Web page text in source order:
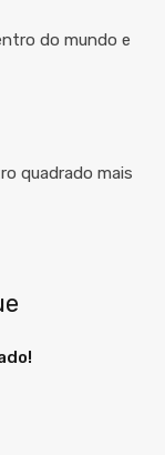
do mundo e
quadrado mais